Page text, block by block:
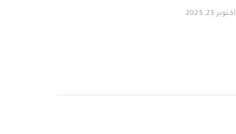
أكتوبر 23, 2025